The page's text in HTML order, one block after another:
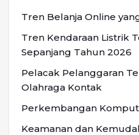
Tren Belanja Online
Tren Kendaraan Listrik
Sepanjang Tahun 2026
Pelacak Pelanggaran
Olahraga Kontak
Perkembangan
Keamanan dan